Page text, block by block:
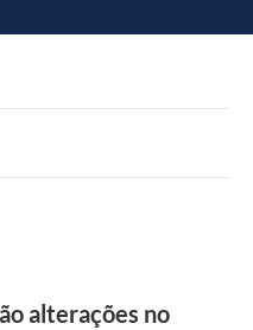
alterações no